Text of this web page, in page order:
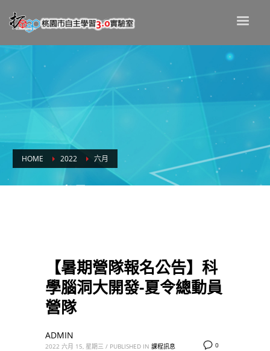
HOME 2022 六月
Month: 六月 2022
【暑期營隊報名公告】科
學腦洞大開發-夏令總動員
營隊
0
ADMIN
2022 六月 15, 星期三 / PUBLISHED IN 課程訊息